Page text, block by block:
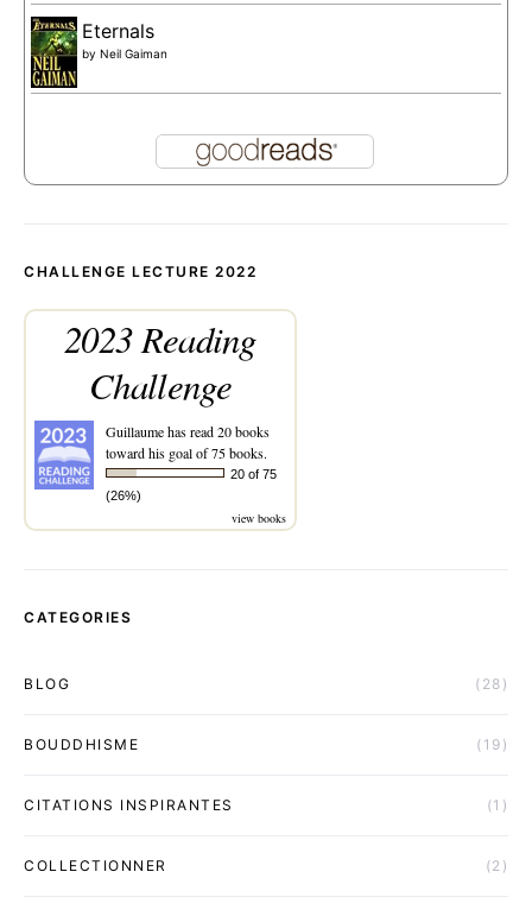
Eternals
by Neil Gaiman
CHALLENGE LECTURE 2022
2023 Reading
Challenge
Guillaumehas read 20 books
toward his goal of 75 books.
20 of 75
(26%)
view books
CATEGORIES
BLOG (28)
BOUDDHISME (19)
CITATIONS INSPIRANTES (1)
COLLECTIONNER (2)